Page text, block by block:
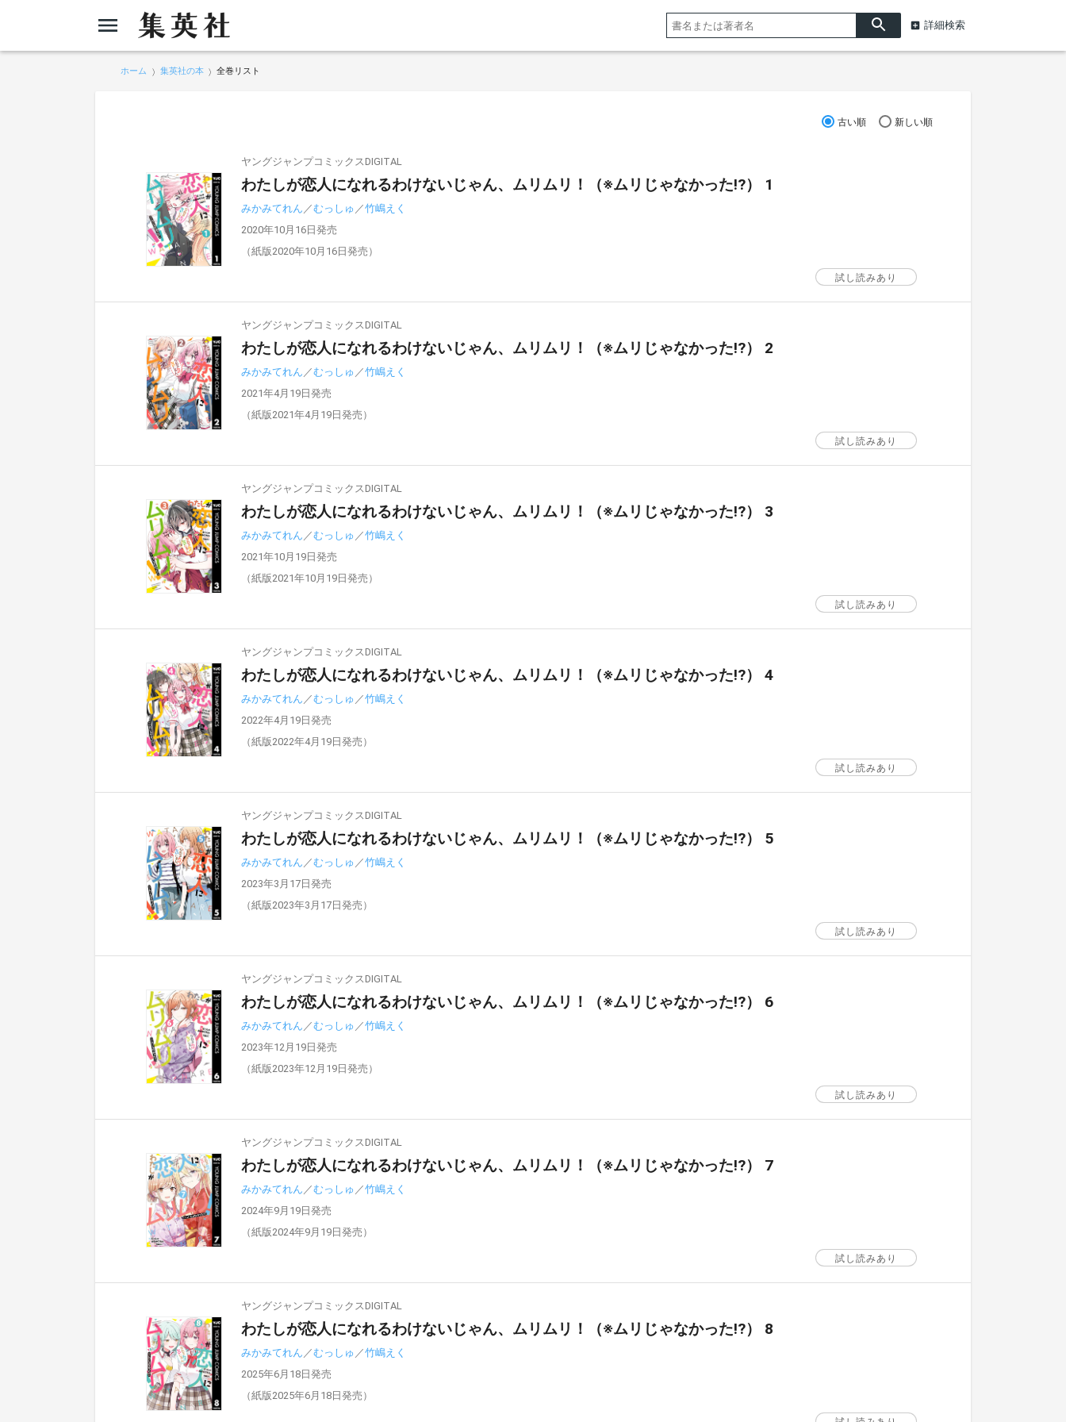
詳細検索
ホーム 集英社の本 全巻リスト
古い順 新しい順
ヤングジャンプコミックスDIGITAL
わたしが恋人になれるわけないじゃん、ムリムリ！（※ムリじゃなかった!?） 1
みかみてれん ／むっしゅ ／竹嶋えく
2020年10月16日発売
（紙版2020年10月16日発売）
試し読みあり
ヤングジャンプコミックスDIGITAL
わたしが恋人になれるわけないじゃん、ムリムリ！（※ムリじゃなかった!?） 2
みかみてれん ／むっしゅ ／竹嶋えく
2021年4月19日発売
（紙版2021年4月19日発売）
試し読みあり
ヤングジャンプコミックスDIGITAL
わたしが恋人になれるわけないじゃん、ムリムリ！（※ムリじゃなかった!?） 3
みかみてれん ／むっしゅ ／竹嶋えく
2021年10月19日発売
（紙版2021年10月19日発売）
試し読みあり
ヤングジャンプコミックスDIGITAL
わたしが恋人になれるわけないじゃん、ムリムリ！（※ムリじゃなかった!?） 4
みかみてれん ／むっしゅ ／竹嶋えく
2022年4月19日発売
（紙版2022年4月19日発売）
試し読みあり
ヤングジャンプコミックスDIGITAL
わたしが恋人になれるわけないじゃん、ムリムリ！（※ムリじゃなかった!?） 5
みかみてれん ／むっしゅ ／竹嶋えく
2023年3月17日発売
（紙版2023年3月17日発売）
試し読みあり
ヤングジャンプコミックスDIGITAL
わたしが恋人になれるわけないじゃん、ムリムリ！（※ムリじゃなかった!?） 6
みかみてれん ／むっしゅ ／竹嶋えく
2023年12月19日発売
（紙版2023年12月19日発売）
試し読みあり
ヤングジャンプコミックスDIGITAL
わたしが恋人になれるわけないじゃん、ムリムリ！（※ムリじゃなかった!?） 7
みかみてれん ／むっしゅ ／竹嶋えく
2024年9月19日発売
（紙版2024年9月19日発売）
試し読みあり
ヤングジャンプコミックスDIGITAL
わたしが恋人になれるわけないじゃん、ムリムリ！（※ムリじゃなかった!?） 8
みかみてれん ／むっしゅ ／竹嶋えく
2025年6月18日発売
（紙版2025年6月18日発売）